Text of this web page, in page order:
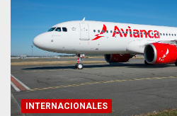
INTERNACIONALES